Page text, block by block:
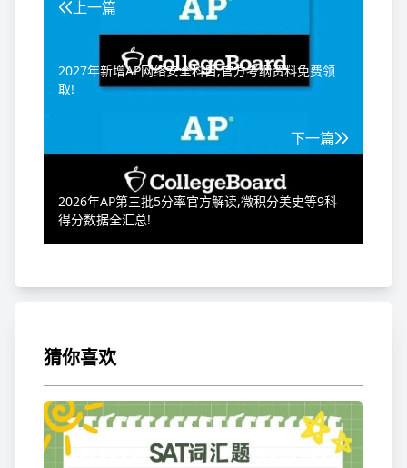
上一篇
2027年新增AP网络安全科目,官方考纲资料免费领
取!
下一篇
2026年AP第三批5分率官方解读,微积分美史等9科
得分数据全汇总!
猜你喜欢